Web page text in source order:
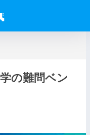
の難問ベン